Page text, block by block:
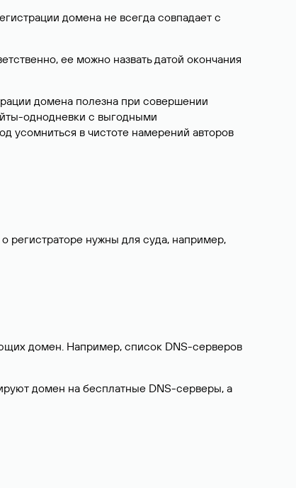
домена не всегда совпадает с
ее можно назвать датой окончания
домена полезна при совершении
однодневки с выгодными
усомниться в чистоте намерений авторов
нужны для суда, например,
домен. Например, список DNS-серверов
домен на бесплатные DNS-серверы, а